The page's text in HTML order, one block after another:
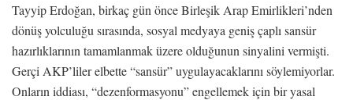
Tayyip Erdoğan, birkaç gün önce Birleşik Arap Emirlikleri’nden
dönüş yolculuğu sırasında, sosyal medyaya geniş çaplı sansür
hazırlıklarının tamamlanmak üzere olduğunun sinyalini vermişti.
Gerçi AKP’liler elbette “sansür” uygulayacaklarını söylemiyorlar.
Onların iddiası, “dezenformasyonu” engellemek için bir yasal